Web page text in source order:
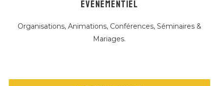
EVÈNEMENTIEL
Organisations, Animations, Conférences, Séminaires &
Mariages.